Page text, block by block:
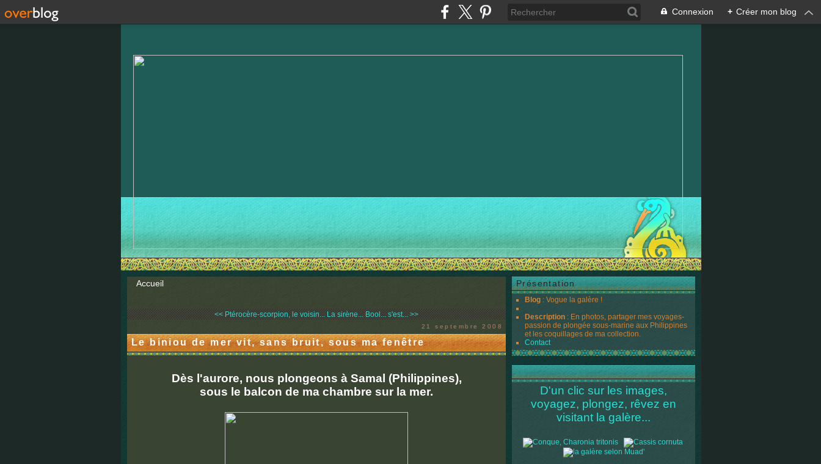
Connexion + Créer mon blog
Accueil
<< Ptérocère-scorpion, le voisin... La sirène... Bool... s'est... >>
21 septembre 2008
Le biniou de mer vit, sans bruit, sous ma fenêtre
Dès l'aurore, nous plongeons à Samal (Philippines),
sous le balcon de ma chambre sur la mer.
Présentation
Blog : Vogue la galère !
Description : En photos, partager mes voyages-
passion de plongée sous-marine aux Philippines
et les coquillages de ma collection.
Contact
D'un clic sur les images,
voyagez, plongez, rêvez en
visitant la galère...